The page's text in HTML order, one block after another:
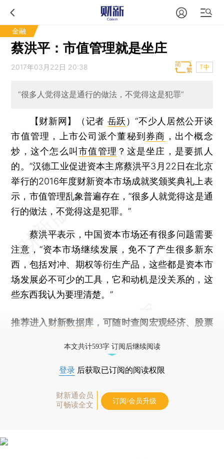
金融
蔡洪平：市值管理就是坐庄
2017年03月22日 20:38 T中
“很多人觉得这是通行的做法，不觉得这是犯罪”
【财新网】（记者 岳跃 ）“不少人居然公开谈
市值管理，上市公司派个董秘到 券商 ，出个概念
炒，这个怎么叫市值管理 ？这是坐庄，是要抓人
的。”汉德工业促进资本主席蔡洪平3月22日在北京
举行的2016年度财新资本市场成就奖颁奖典礼上表
示，市值管理乱象普遍存在，“很多人就觉得这是通
行的做法，不觉得这是犯罪。”
蔡洪平表示，中国资本市场还有很多问题需要
注意，“资本市场继续发展，免不了产生很多新东
西，包括对冲、期权等衍生产品，这些都是资本市
场发展必不可少的工具，它和动机是没关系的，这
些东西我认为要理清楚。”
推荐进入 财新数据库 ，可随时查阅宏观经济、股票
本文共计593字 订阅后继续阅读
登录 后获取已订阅的阅读权限
财新通会员
可畅读全文
订阅/会员升级